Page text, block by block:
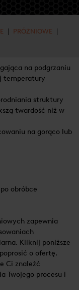
PRÓŻNIOWE
na podgrzaniu
temperatury
struktury
twardość niż w
na gorąco lub
obróbce
zapewnia
Kliknij poniższe
o ofertę.
Ci znaleźć
Twojego procesu i